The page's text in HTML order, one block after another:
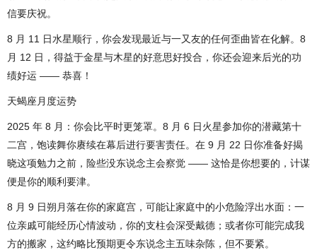
信要庆祝。
8 月 11 日水星顺行，你会发现最近与一又友的任何歪曲皆在化解。8
月 12 日，得益于金星与木星的好意思好投合，你还会迎来后光的功
绩好运 —— 恭喜！
天蝎座月度运势
2025 年 8 月：你会比平时更笼罩。8 月 6 日火星参加你的潜藏第十
二宫，饱读舞你赓续在幕后进行要害责任。在 9 月 22 日你准备好揭
晓这项勉力之前，险些没东说念主会察觉 —— 这恰是你想要的，计谋
便是你的顺利要津。
8 月 9 日朔月落在你的家庭宫，可能让家庭中的小危险浮出水面：一
位亲戚可能经历心情波动，你的支柱会深受戴德；或者你可能完成我
方的搬家，这约略比预期更令东说念主五味杂陈，但不要紧。